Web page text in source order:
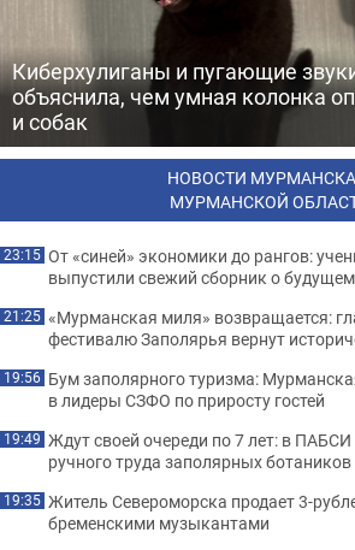
Киберхулиганы и пугающие
объяснила, чем умная колонка
и собак
НОВОСТИ
МУРМАНСКОЙ
23:15 От «синей» экономики до рангов:
выпустили свежий сборник о
21:25 «Мурманская миля» возвращается:
фестивалю Заполярья вернут
19:56 Бум заполярного туризма:
в лидеры СЗФО по приросту гостей
19:49 Ждут своей очереди по 7 лет: в
ручного труда заполярных ботаников
19:35 Житель Североморска продает 3-
бременскими музыкантами